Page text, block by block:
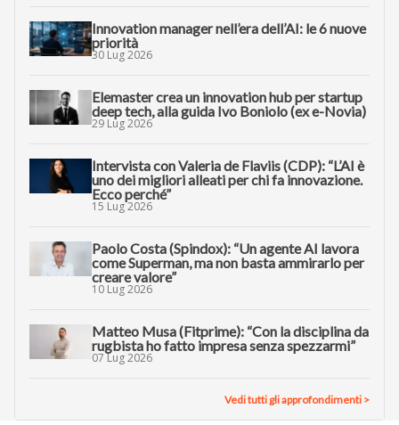
Innovation manager nell’era dell’AI: le 6 nuove
priorità
30 Lug 2026
Elemaster crea un innovation hub per startup
deep tech, alla guida Ivo Boniolo (ex e-Novia)
29 Lug 2026
Intervista con Valeria de Flaviis (CDP): “L’AI è
uno dei migliori alleati per chi fa innovazione.
Ecco perché”
15 Lug 2026
Paolo Costa (Spindox): “Un agente AI lavora
come Superman, ma non basta ammirarlo per
creare valore”
10 Lug 2026
Matteo Musa (Fitprime): “Con la disciplina da
rugbista ho fatto impresa senza spezzarmi”
07 Lug 2026
Vedi tutti gli approfondimenti >